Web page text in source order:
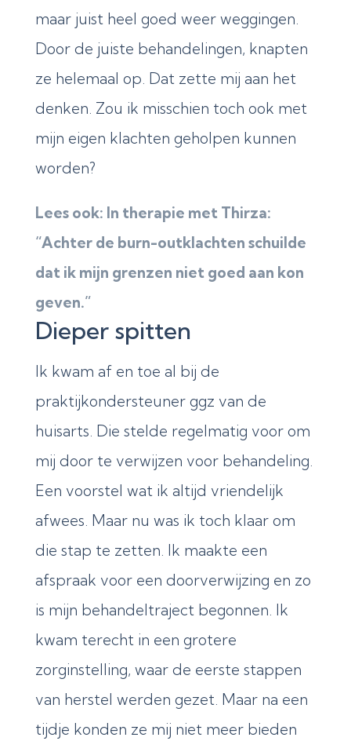
maar juist heel goed weer weggingen.
Door de juiste behandelingen, knapten
ze helemaal op. Dat zette mij aan het
denken. Zou ik misschien toch ook met
mijn eigen klachten geholpen kunnen
worden?
Lees ook: In therapie met Thirza:
“Achter de burn-outklachten schuilde
dat ik mijn grenzen niet goed aan kon
geven.”
Dieper spitten
Ik kwam af en toe al bij de
praktijkondersteuner ggz van de
huisarts. Die stelde regelmatig voor om
mij door te verwijzen voor behandeling.
Een voorstel wat ik altijd vriendelijk
afwees. Maar nu was ik toch klaar om
die stap te zetten. Ik maakte een
afspraak voor een doorverwijzing en zo
is mijn behandeltraject begonnen. Ik
kwam terecht in een grotere
zorginstelling, waar de eerste stappen
van herstel werden gezet. Maar na een
tijdje konden ze mij niet meer bieden